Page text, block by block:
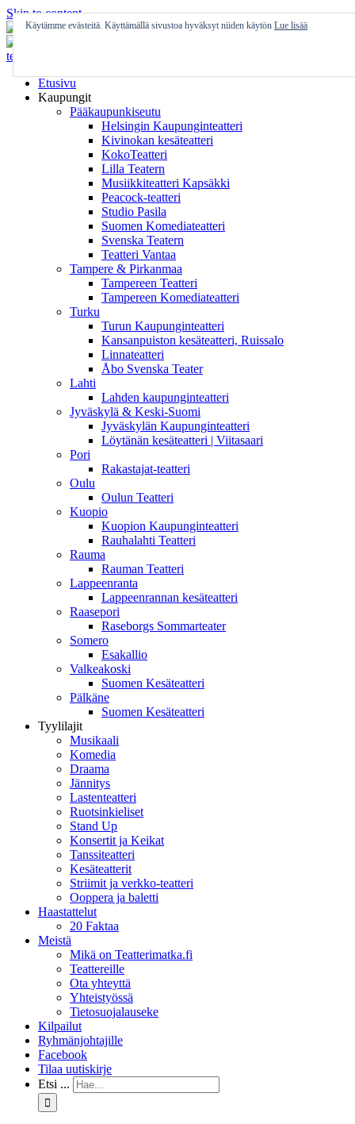
Skip to content
Etusivu
Kaupungit
Pääkaupunkiseutu
Helsingin Kaupunginteatteri
Kivinokan kesäteatteri
KokoTeatteri
Lilla Teatern
Musiikkiteatteri Kapsäkki
Peacock-teatteri
Studio Pasila
Suomen Komediateatteri
Svenska Teatern
Teatteri Vantaa
Tampere & Pirkanmaa
Tampereen Teatteri
Tampereen Komediateatteri
Turku
Turun Kaupunginteatteri
Kansanpuiston kesäteatteri, Ruissalo
Linnateatteri
Åbo Svenska Teater
Lahti
Lahden kaupunginteatteri
Jyväskylä & Keski-Suomi
Jyväskylän Kaupunginteatteri
Löytänän kesäteatteri | Viitasaari
Pori
Rakastajat-teatteri
Oulu
Oulun Teatteri
Kuopio
Kuopion Kaupunginteatteri
Rauhalahti Teatteri
Rauma
Rauman Teatteri
Lappeenranta
Lappeenrannan kesäteatteri
Raasepori
Raseborgs Sommarteater
Somero
Esakallio
Valkeakoski
Suomen Kesäteatteri
Pälkäne
Suomen Kesäteatteri
Tyylilajit
Musikaali
Komedia
Draama
Jännitys
Lastenteatteri
Ruotsinkieliset
Stand Up
Konsertit ja Keikat
Tanssiteatteri
Kesäteatterit
Striimit ja verkko-teatteri
Ooppera ja baletti
Haastattelut
20 Faktaa
Meistä
Mikä on Teatterimatka.fi
Teattereille
Ota yhteyttä
Yhteistyössä
Tietosuojalauseke
Kilpailut
Ryhmänjohtajille
Facebook
Tilaa uutiskirje
Etsi ...
Käytämme evästeitä. Käyttämällä sivustoa hyväksyt niiden käytön Lue lisää